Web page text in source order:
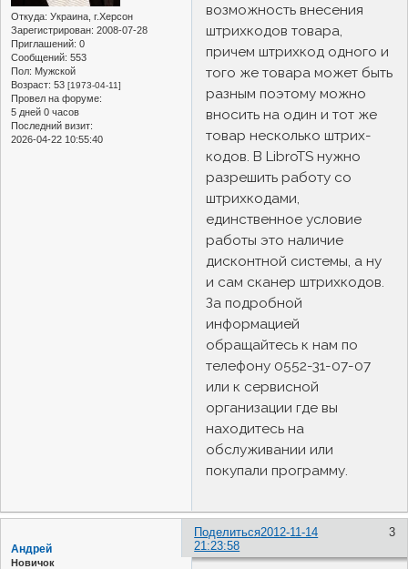
Откуда: Украина, г.Херсон
Зарегистрирован: 2008-07-28
Приглашений: 0
Сообщений: 553
Пол: Мужской
Возраст: 53 [1973-04-11]
Провел на форуме:
5 дней 0 часов
Последний визит:
2026-04-22 10:55:40
возможность внесения
штрихкодов товара,
причем штрихкод одного и
того же товара может быть
разным поэтому можно
вносить на один и тот же
товар несколько штрих-
кодов. В LibroTS нужно
разрешить работу со
штрихкодами,
единственное условие
работы это наличие
дисконтной системы, а ну
и сам сканер штрихкодов.
За подробной
информацией
обращайтесь к нам по
телефону 0552-31-07-07
или к сервисной
организации где вы
находитесь на
обслуживании или
покупали программу.
Поделиться 3
2012-11-14
21:23:58
Андрей
Новичок